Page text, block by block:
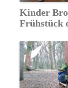
Kinder
Frühstück